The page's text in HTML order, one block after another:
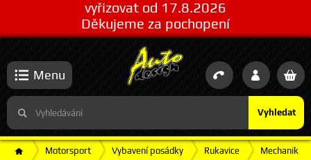
vyřizovat od 17.8.2026
Děkujeme za pochopení
Vyhledat
Menu
Motorsport Vybavení posádky Rukavice Mechanik